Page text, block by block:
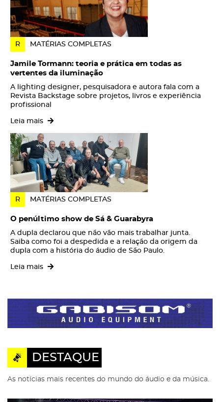
R MATÉRIAS COMPLETAS
Jamile Tormann: teoria e prática em todas as
vertentes da iluminação
A lighting designer, pesquisadora e autora fala com a
Revista Backstage sobre projetos, livros e experiência
profissional
Leia mais
R MATÉRIAS COMPLETAS
O penúltimo show de Sá & Guarabyra
A dupla declarou que não vão mais trabalhar junta.
Saiba como foi a despedida e a relação da origem da
dupla com a história do áudio de São Paulo.
Leia mais
Gabisom
DESTAQUE
As notícias mais recentes do mundo do áudio e da música.